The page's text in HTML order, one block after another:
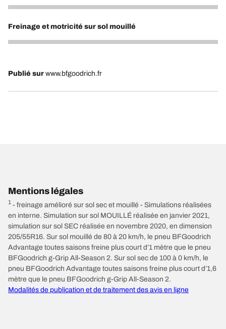
4
Freinage et motricité sur sol mouillé
5
Publié sur www.bfgoodrich.fr
Mentions légales
1 - freinage amélioré sur sol sec et mouillé - Simulations réalisées
en interne. Simulation sur sol MOUILLÉ réalisée en janvier 2021,
simulation sur sol SEC réalisée en novembre 2020, en dimension
205/55R16. Sur sol mouillé de 80 à 20 km/h, le pneu BFGoodrich
Advantage toutes saisons freine plus court d’1 mètre que le pneu
BFGoodrich g-Grip All-Season 2. Sur sol sec de 100 à 0 km/h, le
pneu BFGoodrich Advantage toutes saisons freine plus court d’1,6
mètre que le pneu BFGoodrich g-Grip All-Season 2.
Modalités de publication et de traitement des avis en ligne